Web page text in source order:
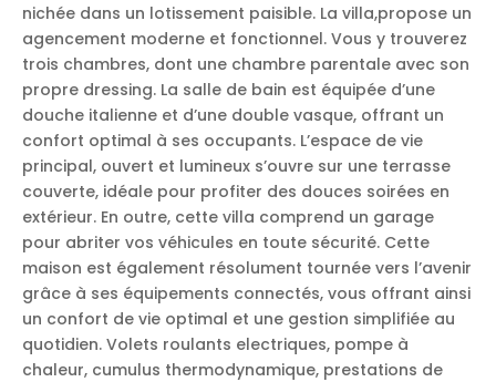
nichée dans un lotissement paisible. La villa,propose un
agencement moderne et fonctionnel. Vous y trouverez
trois chambres, dont une chambre parentale avec son
propre dressing. La salle de bain est équipée d’une
douche italienne et d’une double vasque, offrant un
confort optimal à ses occupants. L’espace de vie
principal, ouvert et lumineux s’ouvre sur une terrasse
couverte, idéale pour profiter des douces soirées en
extérieur. En outre, cette villa comprend un garage
pour abriter vos véhicules en toute sécurité. Cette
maison est également résolument tournée vers l’avenir
grâce à ses équipements connectés, vous offrant ainsi
un confort de vie optimal et une gestion simplifiée au
quotidien. Volets roulants electriques, pompe à
chaleur, cumulus thermodynamique, prestations de